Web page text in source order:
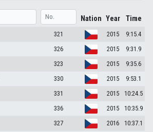
Nation Year Time
321 2015
9:15.4
326 2015
9:31.9
323 2015
9:35.6
330 2015
9:53.1
331 2015
10:24.5
336 2015
10:35.9
327 2016
10:37.1